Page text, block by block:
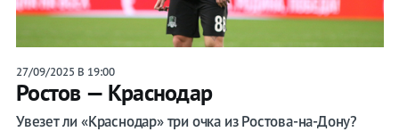
27/09/2025 В 19:00
Ростов — Краснодар
Увезет ли «Краснодар» три очка из Ростова-на-Дону?